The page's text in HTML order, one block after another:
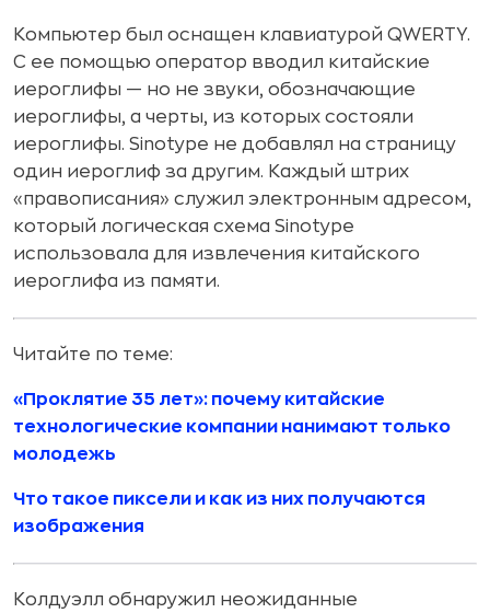
Компьютер был оснащен клавиатурой QWERTY.
С ее помощью оператор вводил китайские
иероглифы — но не звуки, обозначающие
иероглифы, а черты, из которых состояли
иероглифы. Sinotype не добавлял на страницу
один иероглиф за другим. Каждый штрих
«правописания» служил электронным адресом,
который логическая схема Sinotype
использовала для извлечения китайского
иероглифа из памяти.
Читайте по теме:
«Проклятие 35 лет»: почему китайские
технологические компании нанимают только
молодежь
Что такое пиксели и как из них получаются
изображения
Колдуэлл обнаружил неожиданные